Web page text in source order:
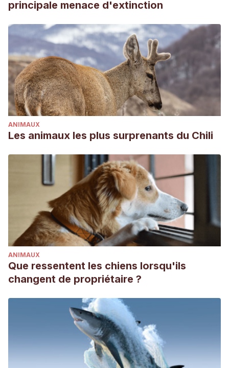
principale menace d'extinction
ANIMAUX
Les animaux les plus surprenants du Chili
ANIMAUX
Que ressentent les chiens lorsqu'ils
changent de propriétaire ?